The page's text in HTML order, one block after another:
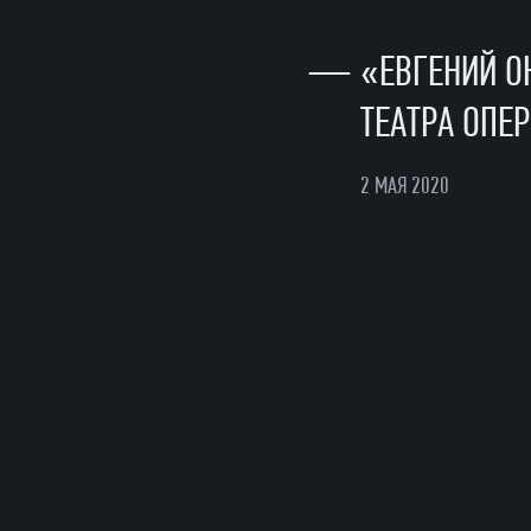
— «ЕВГЕНИЙ
ТЕАТРА
2 МАЯ 2020